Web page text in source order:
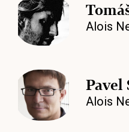
Alois
Pavel
Alois